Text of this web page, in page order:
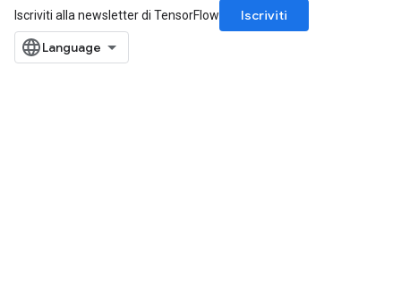
Iscriviti alla newsletter di TensorFlow
Iscriviti